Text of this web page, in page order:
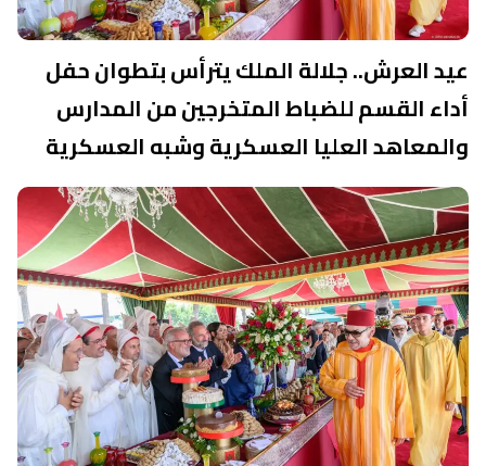
عيد العرش.. جلالة الملك يترأس بتطوان حفل
أداء القسم للضباط المتخرجين من المدارس
والمعاهد العليا العسكرية وشبه العسكرية